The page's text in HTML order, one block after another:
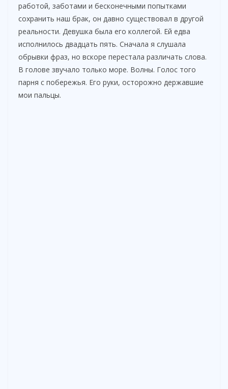
работой, заботами и бесконечными попытками
сохранить наш брак, он давно существовал в другой
реальности. Девушка была его коллегой. Ей едва
исполнилось двадцать пять. Сначала я слушала
обрывки фраз, но вскоре перестала различать слова.
В голове звучало только море. Волны. Голос того
парня с побережья. Его руки, осторожно державшие
мои пальцы.